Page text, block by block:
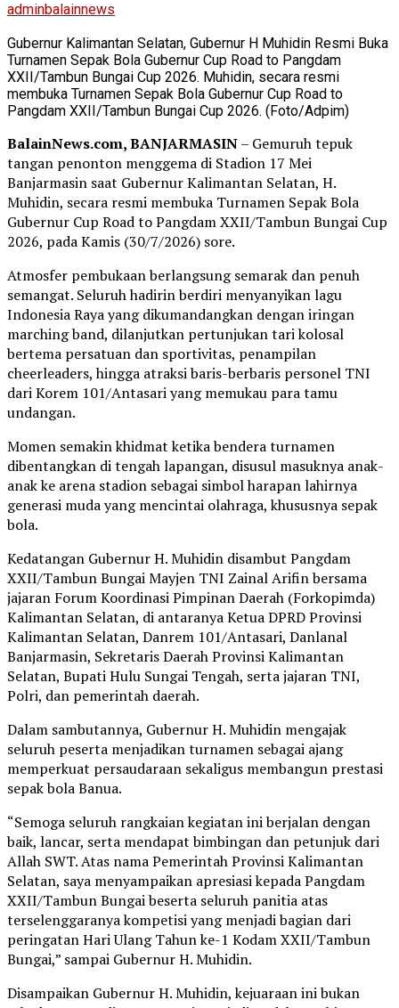
adminbalainnews
Gubernur Kalimantan Selatan, Gubernur H Muhidin Resmi Buka
Turnamen Sepak Bola Gubernur Cup Road to Pangdam
XXII/Tambun Bungai Cup 2026. Muhidin, secara resmi
membuka Turnamen Sepak Bola Gubernur Cup Road to
Pangdam XXII/Tambun Bungai Cup 2026. (Foto/Adpim)
BalainNews.com, BANJARMASIN– Gemuruh tepuk
tangan penonton menggema di Stadion 17 Mei
Banjarmasin saat Gubernur Kalimantan Selatan, H.
Muhidin, secara resmi membuka Turnamen Sepak Bola
Gubernur Cup Road to Pangdam XXII/Tambun Bungai Cup
2026, pada Kamis (30/7/2026) sore.
Atmosfer pembukaan berlangsung semarak dan penuh
semangat. Seluruh hadirin berdiri menyanyikan lagu
Indonesia Raya yang dikumandangkan dengan iringan
marching band, dilanjutkan pertunjukan tari kolosal
bertema persatuan dan sportivitas, penampilan
cheerleaders, hingga atraksi baris-berbaris personel TNI
dari Korem 101/Antasari yang memukau para tamu
undangan.
Momen semakin khidmat ketika bendera turnamen
dibentangkan di tengah lapangan, disusul masuknya anak-
anak ke arena stadion sebagai simbol harapan lahirnya
generasi muda yang mencintai olahraga, khususnya sepak
bola.
Kedatangan Gubernur H. Muhidin disambut Pangdam
XXII/Tambun Bungai Mayjen TNI Zainal Arifin bersama
jajaran Forum Koordinasi Pimpinan Daerah (Forkopimda)
Kalimantan Selatan, di antaranya Ketua DPRD Provinsi
Kalimantan Selatan, Danrem 101/Antasari, Danlanal
Banjarmasin, Sekretaris Daerah Provinsi Kalimantan
Selatan, Bupati Hulu Sungai Tengah, serta jajaran TNI,
Polri, dan pemerintah daerah.
Dalam sambutannya, Gubernur H. Muhidin mengajak
seluruh peserta menjadikan turnamen sebagai ajang
memperkuat persaudaraan sekaligus membangun prestasi
sepak bola Banua.
“Semoga seluruh rangkaian kegiatan ini berjalan dengan
baik, lancar, serta mendapat bimbingan dan petunjuk dari
Allah SWT. Atas nama Pemerintah Provinsi Kalimantan
Selatan, saya menyampaikan apresiasi kepada Pangdam
XXII/Tambun Bungai beserta seluruh panitia atas
terselenggaranya kompetisi yang menjadi bagian dari
peringatan Hari Ulang Tahun ke-1 Kodam XXII/Tambun
Bungai,” sampai Gubernur H. Muhidin.
Disampaikan Gubernur H. Muhidin, kejuaraan ini bukan